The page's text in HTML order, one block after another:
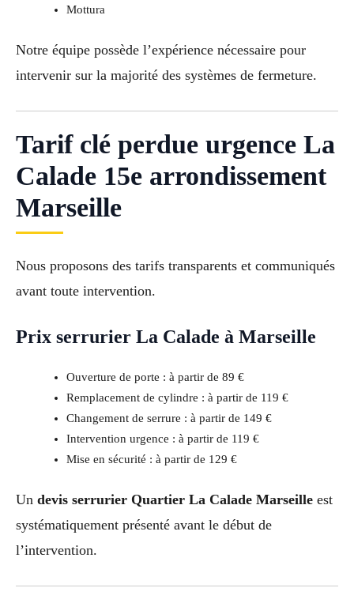
Mottura
Notre équipe possède l’expérience nécessaire pour
intervenir sur la majorité des systèmes de fermeture.
Tarif clé perdue urgence La
Calade 15e arrondissement
Marseille
Nous proposons des tarifs transparents et communiqués
avant toute intervention.
Prix serrurier La Calade à Marseille
Ouverture de porte : à partir de 89 €
Remplacement de cylindre : à partir de 119 €
Changement de serrure : à partir de 149 €
Intervention urgence : à partir de 119 €
Mise en sécurité : à partir de 129 €
Un devis serrurier Quartier La Calade Marseille est
systématiquement présenté avant le début de
l’intervention.